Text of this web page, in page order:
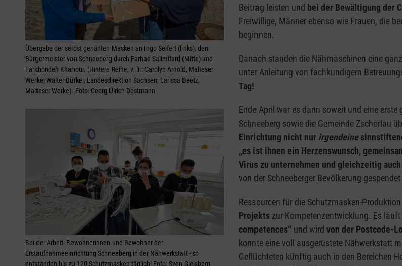
Übergabe der selbst genähten Masken an Ingo Seifert (links), den
Bürgermeister von Schneeberg durch Farhad Salimifard (Mitte) und
Farkhondeh Khanour. (Hintere Reihe, v. li.: Carolyn Arnold, Malteser
Werke; Walter Bürkel, Landesdirektion Sachsen; Larissa Beetz,
Malteser Werke). Foto: Georg Ulrich Dostmann
Bei der Arbeit: Bewohnerinnen und Bewohner der
Erstaufnahmeeinrichtung Schneeberg in der Nähwerkstatt - so
entstanden bis zu 120 Schutzmasken täglich! Foto: Sven Gleisberg
Beitrag leisten und bei der Bewältigung der
Freiwillige, Männer ebenso wie Frauen, die
beginnen.
Danach standen die Nähmaschinen eine
unter Anleitung von fachkundigem
Tag!
Ende April war es dann soweit und eine
Schneeberg sowie die Gemeinde Zschorlau
Einrichtung nicht nur irgendeine
„es ist ihnen ein Herzenswunsch,
Virus zu unternehmen und gleichzeitig auch
von der Schneeberger Bevölkerung
Ressourcen für die Schutzmasken-
Projekts zur Kompetenzentwicklung. Es
competences“ und wird von der Postcode-
konnte eine voll ausgerüstete Nähwerkstatt
Geflüchteten künftig auch in den Bereichen